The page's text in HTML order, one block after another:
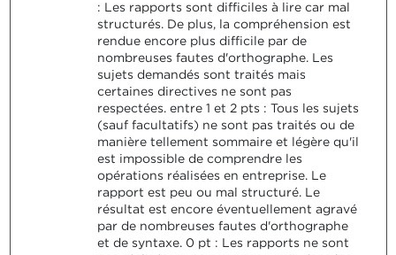
: Les rapports sont difficiles à lire car mal
structurés. De plus, la compréhension est
rendue encore plus difficile par de
nombreuses fautes d'orthographe. Les
sujets demandés sont traités mais
certaines directives ne sont pas
respectées. entre 1 et 2 pts : Tous les sujets
(sauf facultatifs) ne sont pas traités ou de
manière tellement sommaire et légère qu'il
est impossible de comprendre les
opérations réalisées en entreprise. Le
rapport est peu ou mal structuré. Le
résultat est encore éventuellement agravé
par de nombreuses fautes d'orthographe
et de syntaxe. 0 pt : Les rapports ne sont